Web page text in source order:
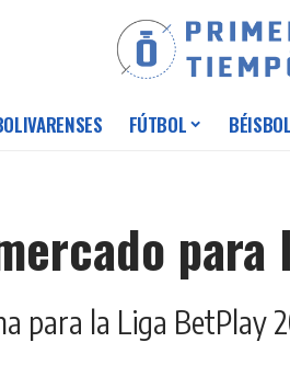
FÚTBOL BÉISBOL
para la Liga BetPlay